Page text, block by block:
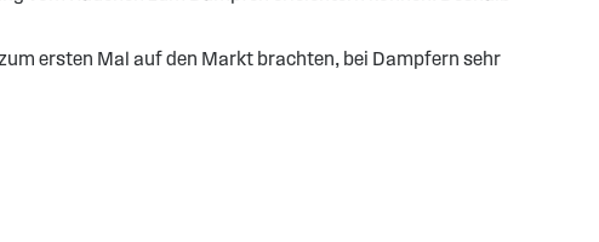
ersten Mal auf den Markt brachten, bei Dampfern sehr